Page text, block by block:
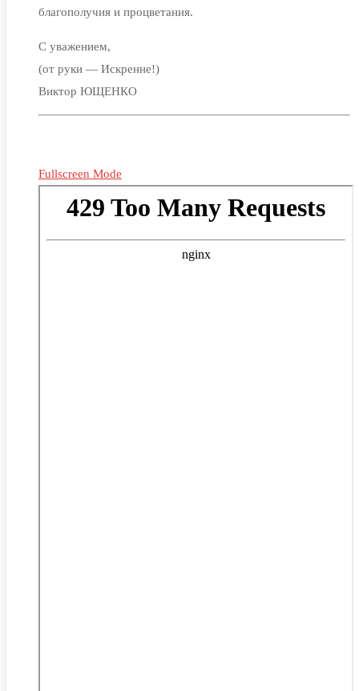
благополучия и процветания.
С уважением,
(от руки — Искренне!)
Виктор ЮЩЕНКО
Fullscreen Mode